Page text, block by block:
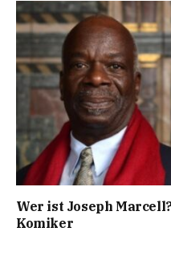
Wer ist Joseph
Komiker